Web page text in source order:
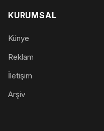
KURUMSAL
Künye
Reklam
İletişim
Arşiv